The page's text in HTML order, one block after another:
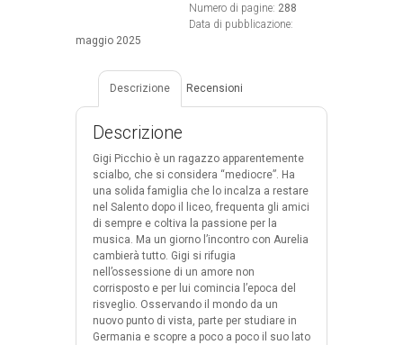
Numero di pagine: 288
Data di pubblicazione:
maggio 2025
Descrizione Recensioni
Descrizione
Gigi Picchio è un ragazzo apparentemente
scialbo, che si considera “mediocre”. Ha
una solida famiglia che lo incalza a restare
nel Salento dopo il liceo, frequenta gli amici
di sempre e coltiva la passione per la
musica. Ma un giorno l’incontro con Aurelia
cambierà tutto. Gigi si rifugia
nell’ossessione di un amore non
corrisposto e per lui comincia l’epoca del
risveglio. Osservando il mondo da un
nuovo punto di vista, parte per studiare in
Germania e scopre a poco a poco il suo lato